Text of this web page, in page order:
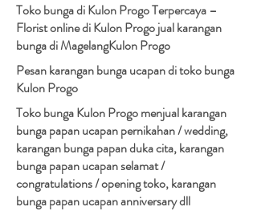
Toko bunga di Kulon Progo Terpercaya –
Florist online di Kulon Progo jual karangan
bunga di MagelangKulon Progo
Pesan karangan bunga ucapan di toko bunga
Kulon Progo
Toko bunga Kulon Progo menjual karangan
bunga papan ucapan pernikahan / wedding,
karangan bunga papan duka cita, karangan
bunga papan ucapan selamat /
congratulations / opening toko, karangan
bunga papan ucapan anniversary dll